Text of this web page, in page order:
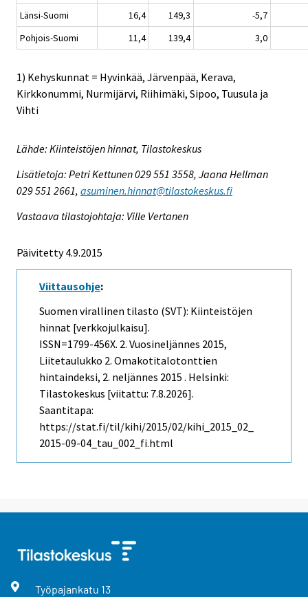
Länsi-Suomi
16,4 149,3
-5,7
Pohjois-Suomi
11,4 139,4 3,0
1) Kehyskunnat = Hyvinkää, Järvenpää, Kerava,
Kirkkonummi, Nurmijärvi, Riihimäki, Sipoo, Tuusula ja
Vihti
Lähde: Kiinteistöjen hinnat, Tilastokeskus
Lisätietoja: Petri Kettunen 029 551 3558, Jaana Hellman
029 551 2661, asuminen.hinnat@tilastokeskus.fi
Vastaava tilastojohtaja: Ville Vertanen
Päivitetty 4.9.2015
Viittausohje:
Suomen virallinen tilasto (SVT): Kiinteistöjen
hinnat [verkkojulkaisu].
ISSN=1799-456X. 2. Vuosineljännes 2015,
Liitetaulukko 2. Omakotitalotonttien
hintaindeksi, 2. neljännes 2015 . Helsinki:
Tilastokeskus [viitattu: 7.8.2026].
Saantitapa:
https://stat.fi/til/kihi/2015/02/kihi_2015_02_
2015-09-04_tau_002_fi.html
Työpajankatu 13